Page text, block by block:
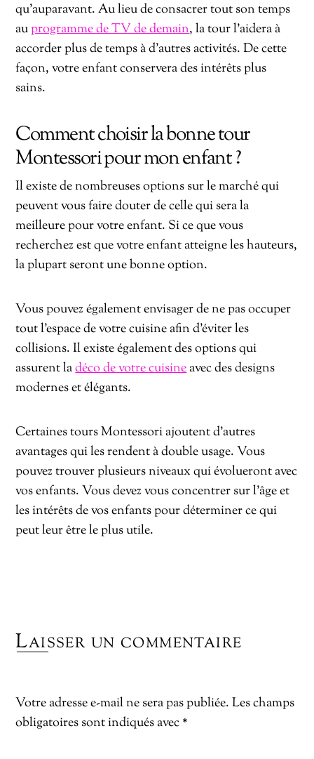
qu’auparavant. Au lieu de consacrer tout son temps
au programme de TV de demain, la tour l’aidera à
accorder plus de temps à d’autres activités. De cette
façon, votre enfant conservera des intérêts plus
sains.
Comment choisir la bonne tour
Montessori pour mon enfant ?
Il existe de nombreuses options sur le marché qui
peuvent vous faire douter de celle qui sera la
meilleure pour votre enfant. Si ce que vous
recherchez est que votre enfant atteigne les hauteurs,
la plupart seront une bonne option.
Vous pouvez également envisager de ne pas occuper
tout l’espace de votre cuisine afin d’éviter les
collisions. Il existe également des options qui
assurent ladéco de votre cuisineavec des designs
modernes et élégants.
Certaines tours Montessori ajoutent d’autres
avantages qui les rendent à double usage. Vous
pouvez trouver plusieurs niveaux qui évolueront avec
vos enfants. Vous devez vous concentrer sur l’âge et
les intérêts de vos enfants pour déterminer ce qui
peut leur être le plus utile.
Laisser un commentaire
Votre adresse e-mail ne sera pas publiée. Les champs
obligatoires sont indiqués avec *